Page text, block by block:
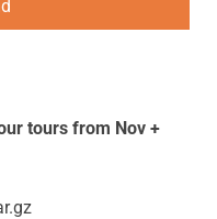
tours from Nov +